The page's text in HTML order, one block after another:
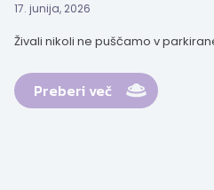
17. junija, 2026
Živali nikoli ne puščamo v
Preberi več